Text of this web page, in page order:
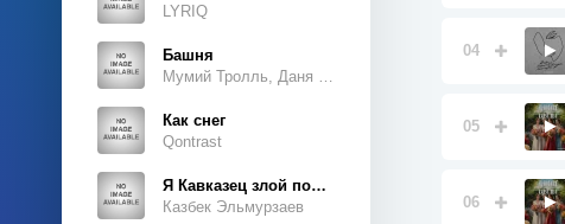
LYRIQ
Башня
Как снег
Qontrast
Я Кавказец злой породы
Казбек Эльмурзаев
04
05
06